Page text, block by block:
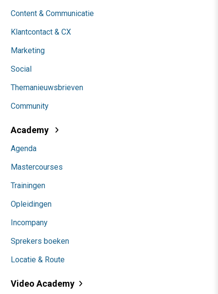
Content & Communicatie
Klantcontact & CX
Marketing
Social
Themanieuwsbrieven
Community
Academy
Agenda
Mastercourses
Trainingen
Opleidingen
Incompany
Sprekers boeken
Locatie & Route
Video Academy